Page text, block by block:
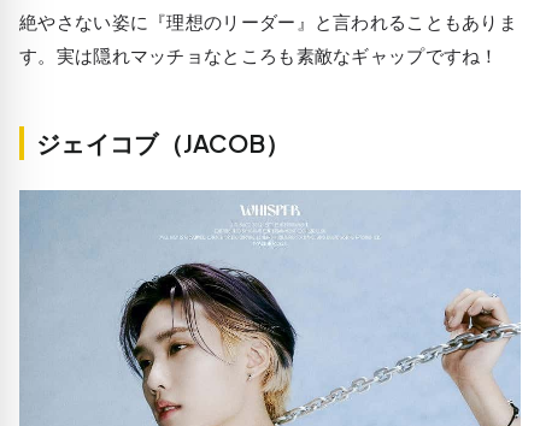
絶やさない姿に『理想のリーダー』と言われることもありま
す。実は隠れマッチョなところも素敵なギャップですね！
ジェイコブ（JACOB）